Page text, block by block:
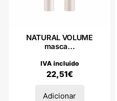
NATURAL VOLUME
masca...
22,51€
IVA incluido
Adicionar